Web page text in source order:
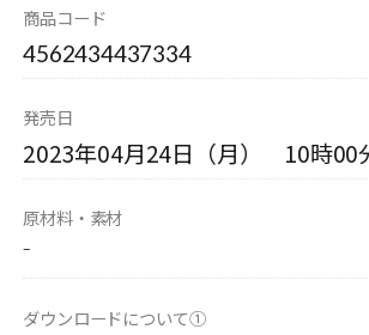
商品コード
4562434437334
発売日
2023年04月24日（月） 10時00
原材料・素材
⁻
ダウンロードについて①